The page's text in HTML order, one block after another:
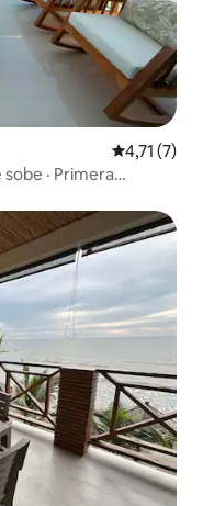
Prosečna
4,71 (7)
sobe · Primera